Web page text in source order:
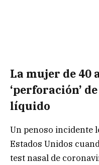
La mujer de 40
‘perforación’
líquido
Un penoso incidente
Estados Unidos
test nasal de